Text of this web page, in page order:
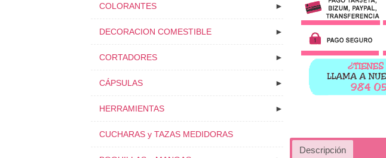
Descripción
►
COLORANTES
►
DECORACION COMESTIBLE
►
CORTADORES
►
CÁPSULAS
►
HERRAMIENTAS
CUCHARAS y TAZAS MEDIDORAS